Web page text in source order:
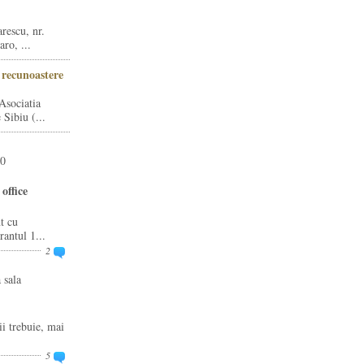
nr.
...
Sibiu (...
cu
1...
2
trebuie, mai
5